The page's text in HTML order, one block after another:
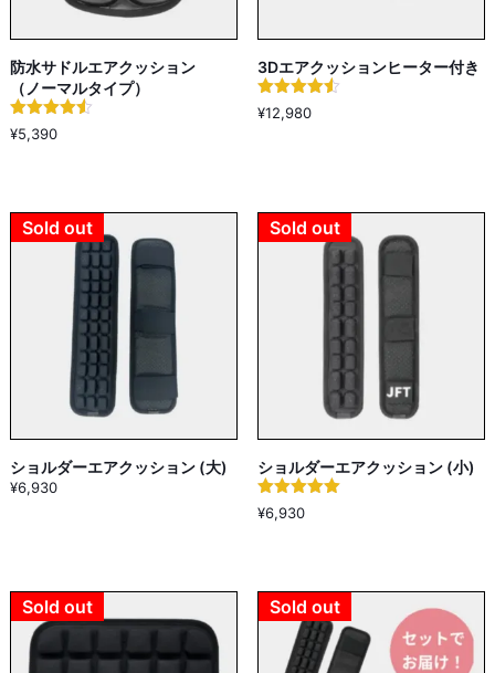
防水サドルエアクッション
（ノーマルタイプ）
5段階中
4.50
¥5,390
3Dエアクッションヒーター付き
5段階中
4.50
¥12,980
Sold out
ショルダーエアクッション (大)
¥6,930
Sold out
ショルダーエアクッション (小)
5段階中
5.00
¥6,930
Sold out Sold out